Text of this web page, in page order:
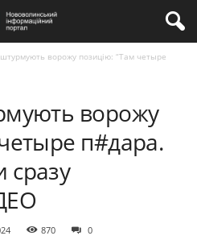
штурмують ворожу позицію: “Там четыре
ворожу
п#дара.
870 0